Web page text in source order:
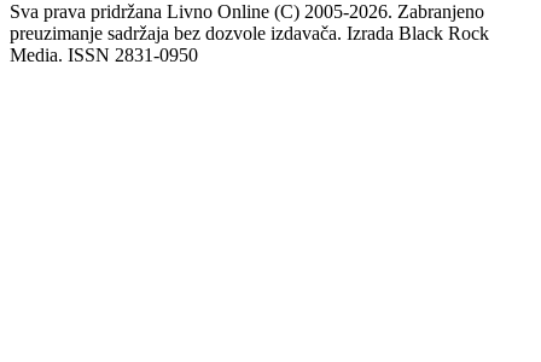
Sva prava pridržana Livno Online (C) 2005-2026. Zabranjeno
preuzimanje sadržaja bez dozvole izdavača. Izrada Black Rock
Media. ISSN 2831-0950